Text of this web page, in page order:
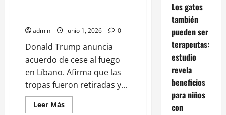
admin junio 1, 2026 0
Donald Trump anuncia
acuerdo de cese al fuego
en Líbano. Afirma que las
tropas fueron retiradas y...
Leer MásLeer
más
Los gatos
también
pueden ser
terapeutas:
estudio
revela
beneficios
para niños
con